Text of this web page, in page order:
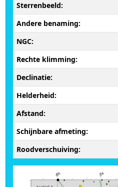
Sterrenbeeld:
Andere benaming:
NGC:
Rechte klimming:
Declinatie:
Helderheid:
Afstand:
Schijnbare afmeting:
Roodverschuiving: